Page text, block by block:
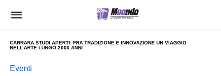
CARRARA STUDI APERTI: FRA TRADIZIONE E INNOVAZIONE UN VIAGGIO
NELL’ARTE LUNGO 2000 ANNI
Eventi